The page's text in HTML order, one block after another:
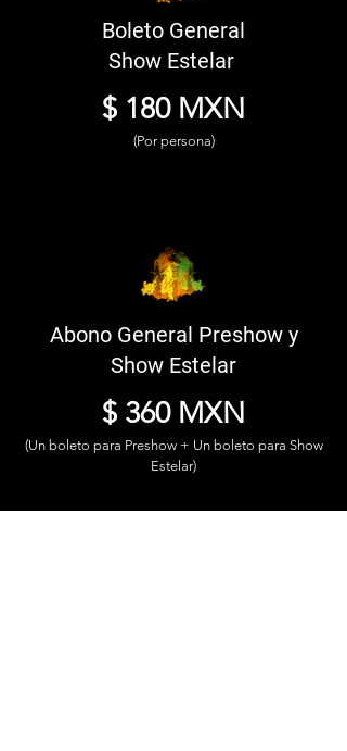
Boleto General
Show Estelar
$ 180 MXN
(Por persona)
Abono General Preshow y
Show Estelar
$ 360 MXN
(Un boleto para Preshow + Un boleto para Show
Estelar)